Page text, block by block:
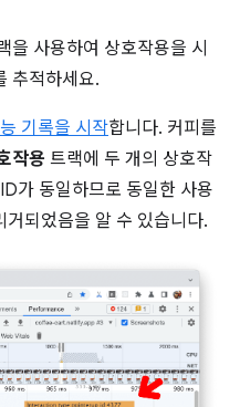
을 사용하여 상호작용을 시
추적하세요.
기록을 시작합니다. 커피를
작용 트랙에 두 개의 상호작
가 동일하므로 동일한 사용
되었음을 알 수 있습니다.